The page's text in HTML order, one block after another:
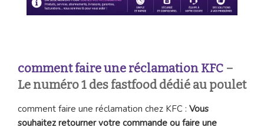
comment faire une réclamation KFC –
Le numéro 1 des fastfood dédié au poulet
comment faire une réclamation chez KFC : Vous
souhaitez retourner votre commande ou faire une